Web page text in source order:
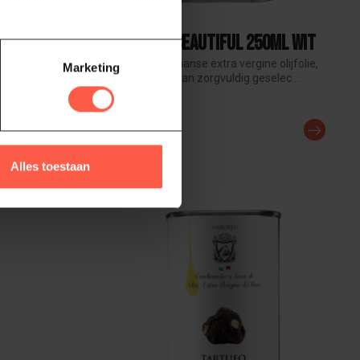
Marketing
Alles toestaan
Pasta
250ml
Olijfolie Beautiful 250ml Wit
Klassieke Italiaanse extra vergine olijfolie,
koudgeperst van zorgvuldig geselec...
10,95
Op voorraad